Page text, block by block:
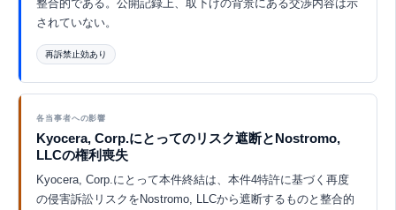
整合的である。公開記録上、取下げの背景にある交渉内容は示
されていない。
再訴禁止効あり
各当事者への影響
Kyocera, Corp.にとってのリスク遮断とNostromo,
LLCの権利喪失
Kyocera, Corp.にとって本件終結は、本件4特許に基づく再度
の侵害訴訟リスクをNostromo, LLCから遮断するものと整合的